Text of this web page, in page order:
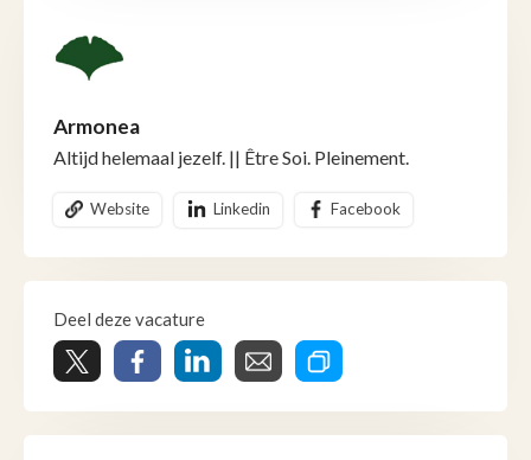
Armonea
Altijd helemaal jezelf. || Être Soi. Pleinement.
Website Linkedin Facebook
Deel deze vacature